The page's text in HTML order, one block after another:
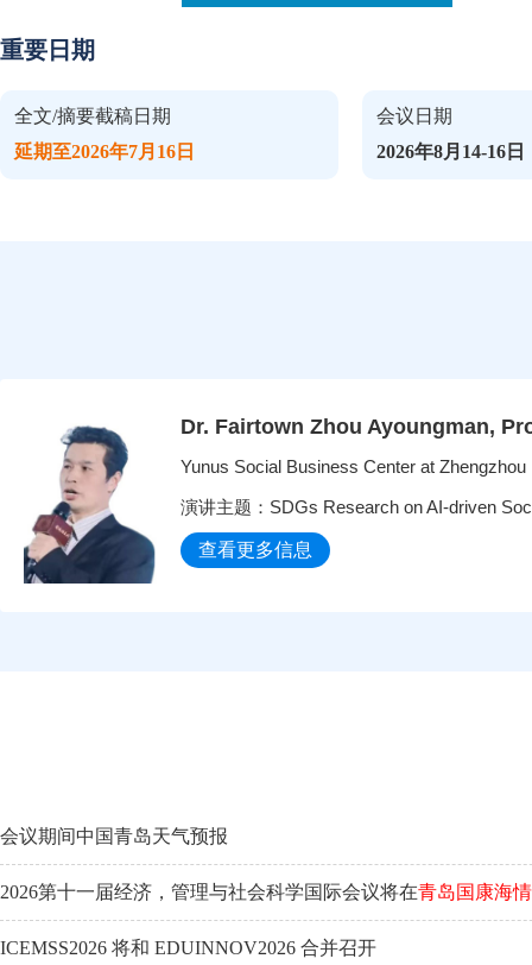
重要日期
全文/摘要截稿日期
延期至2026年7月16日
会议日期
2026年8月14-16日
Dr. Fairtown Zhou Ayoungman,
Yunus Social Business Center at
演讲主题：SDGs Research on AI-driven
查看更多信息
会议期间中国青岛天气预报
2026第十一届经济，管理与社会科学国际会议将在青岛国康海
ICEMSS2026 将和 EDUINNOV2026 合并召开